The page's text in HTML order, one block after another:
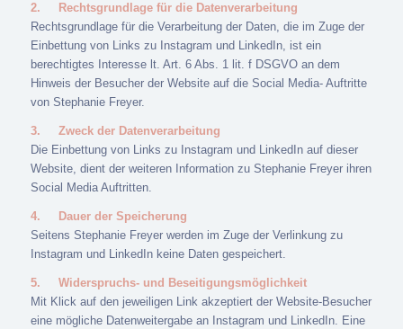
2.
Rechtsgrundlage für die Datenverarbeitung
Rechtsgrundlage für die Verarbeitung der Daten, die im Zuge der
Einbettung von Links zu Instagram und LinkedIn, ist ein
berechtigtes Interesse lt. Art. 6 Abs. 1 lit. f DSGVO an dem
Hinweis der Besucher der Website auf die Social Media- Auftritte
von Stephanie Freyer.
3.
Zweck der Datenverarbeitung
Die Einbettung von Links zu Instagram und LinkedIn auf dieser
Website, dient der weiteren Information zu Stephanie Freyer ihren
Social Media Auftritten.
4.
Dauer der Speicherung
Seitens Stephanie Freyer werden im Zuge der Verlinkung zu
Instagram und LinkedIn keine Daten gespeichert.
5.
Widerspruchs- und Beseitigungsmöglichkeit
Mit Klick auf den jeweiligen Link akzeptiert der Website-Besucher
eine mögliche Datenweitergabe an Instagram und LinkedIn. Eine